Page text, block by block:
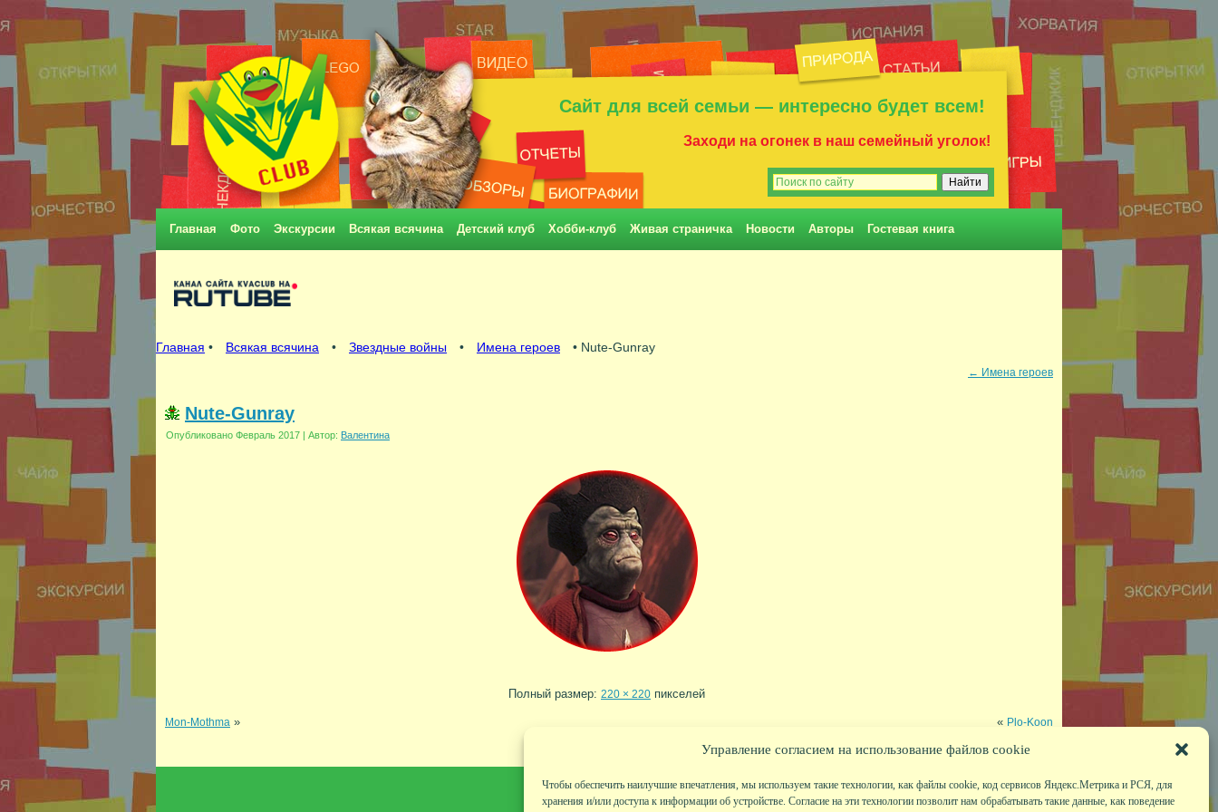
Управление согласием на использование файлов cookie
Чтобы обеспечить наилучшие впечатления, мы используем такие технологии, как файлы cookie, код сервисов Яндекс.Метрика и РСЯ, для
хранения и/или доступа к информации об устройстве. Согласие на эти технологии позволит нам обрабатывать такие данные, как поведение
Сайт для всей семьи — интересно будет всем!
Заходи на огонек в наш семейный уголок!
Главная Фото Экскурсии Всякая всячина Детский клуб Хобби-клуб Живая страничка Новости Авторы Гостевая книга
Главная • Всякая всячина • Звездные войны • Имена героев • Nute-Gunray
← Имена героев
Nute-Gunray
Опубликовано Февраль 2017 | Автор: Валентина
Полный размер: 220 × 220 пикселей
Mon-Mothma » « Plo-Koon